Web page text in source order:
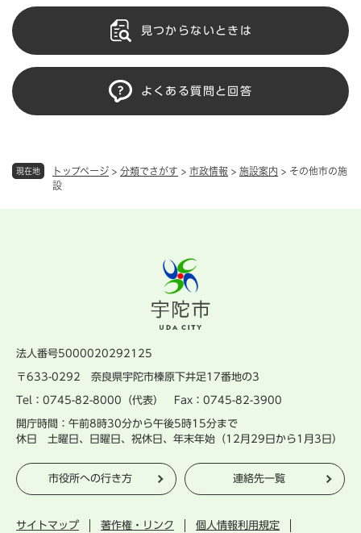
現在地 トップページ > 分類でさがす > 市政情報 > 施設案内 > その他市の施
設
見つからないときは
よくある質問と回答
法人番号5000020292125
〒633-0292 奈良県宇陀市榛原下井足17番地の3
Tel：0745-82-8000（代表） Fax：0745-82-3900
開庁時間：午前8時30分から午後5時15分まで
休日 土曜日、日曜日、祝休日、年末年始（12月29日から1月3日）
市役所への行き方 連絡先一覧
サイトマップ 著作権・リンク 個人情報利用規定